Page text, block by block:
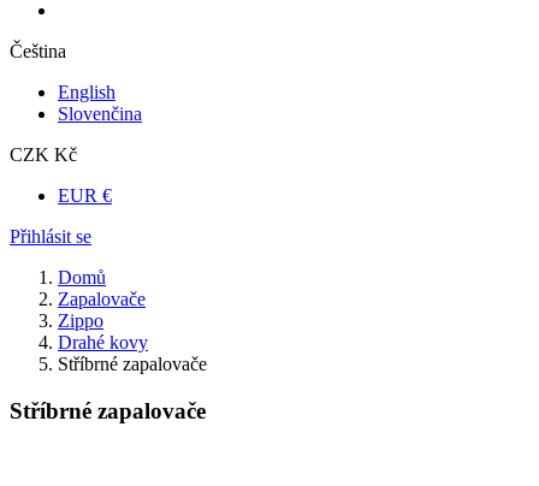
Čeština
English
Slovenčina
CZK Kč
EUR €
Přihlásit se
Domů
Zapalovače
Zippo
Drahé kovy
Stříbrné zapalovače
Stříbrné zapalovače